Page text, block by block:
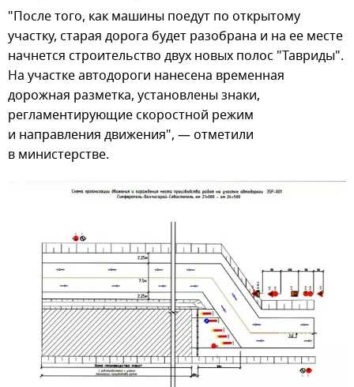
"После того, как машины поедут по открытому
участку, старая дорога будет разобрана и на ее месте
начнется строительство двух новых полос "Тавриды".
На участке автодороги нанесена временная
дорожная разметка, установлены знаки,
регламентирующие скоростной режим
и направления движения", — отметили
в министерстве.